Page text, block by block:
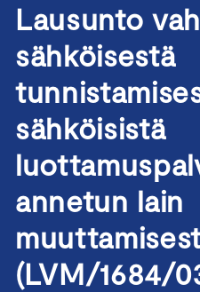
Lausunto
sähköisestä
sähköisistä
annetun lain
(LVM/1684/